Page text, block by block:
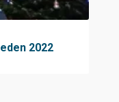
2022